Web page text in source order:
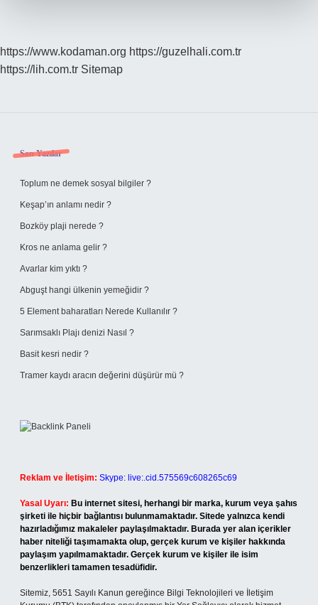
https://www.kodaman.org https://guzelhali.com.tr
https://lih.com.tr Sitemap
Sidebar
Son Yazılar
Toplum ne demek sosyal bilgiler ?
Keşap’ın anlamı nedir ?
Bozköy plaji nerede ?
Kros ne anlama gelir ?
Avarlar kim yıktı ?
Abguşt hangi ülkenin yemeğidir ?
5 Element baharatları Nerede Kullanılır ?
Sarımsaklı Plajı denizi Nasıl ?
Basit kesri nedir ?
Tramer kaydı aracın değerini düşürür mü ?
Reklam ve İletişim: Skype: live:.cid.575569c608265c69
Yasal Uyarı: Bu internet sitesi, herhangi bir marka, kurum veya şahıs
şirketi ile hiçbir bağlantısı bulunmamaktadır. Sitede yalnızca kendi
hazırladığımız makaleler paylaşılmaktadır. Burada yer alan içerikler
haber niteliği taşımamakta olup, gerçek kurum ve kişiler hakkında
paylaşım yapılmamaktadır. Gerçek kurum ve kişiler ile isim
benzerlikleri tamamen tesadüfidir.
Sitemiz, 5651 Sayılı Kanun gereğince Bilgi Teknolojileri ve İletişim